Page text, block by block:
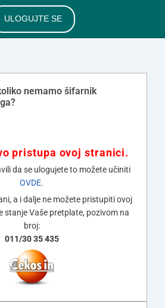
ULOGUJTE SE
nemamo šifarnik
pristupa ovoj stranici.
da se ulogujete to možete učiniti
OVDE.
a i dalje ne možete pristupiti ovoj
stanje Vaše pretplate, pozivom na
broj:
011/30 35 435